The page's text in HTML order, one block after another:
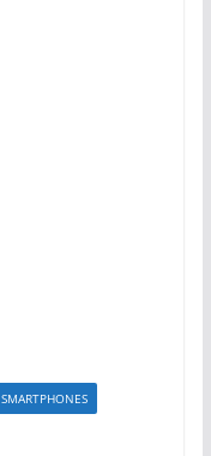
SMARTPHONES